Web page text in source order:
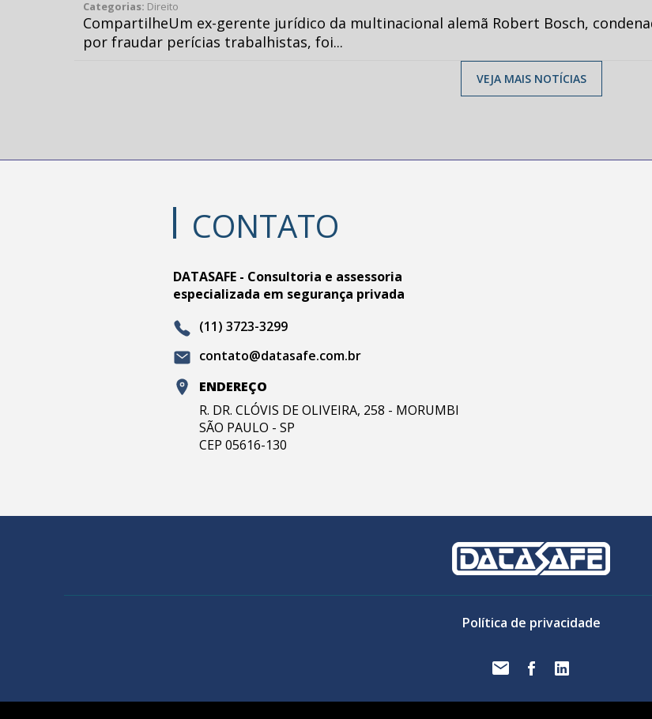
Categorias: Direito
CompartilheUm ex-gerente jurídico da multinacional alemã Robert Bosch,
por fraudar perícias trabalhistas, foi...
VEJA MAIS NOTÍCIAS
CONTATO
DATASAFE - Consultoria e assessoria
especializada em segurança privada
(11) 3723-3299
contato@datasafe.com.br
ENDEREÇO
R. DR. CLÓVIS DE OLIVEIRA, 258 - MORUMBI
SÃO PAULO - SP
CEP 05616-130
Política de privacidade